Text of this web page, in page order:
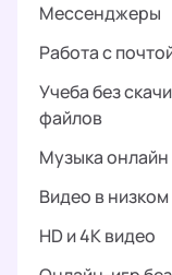
Мессенджеры
Работа с
Учеба без
файлов
Музыка онлайн
Видео в
HD и 4K видео